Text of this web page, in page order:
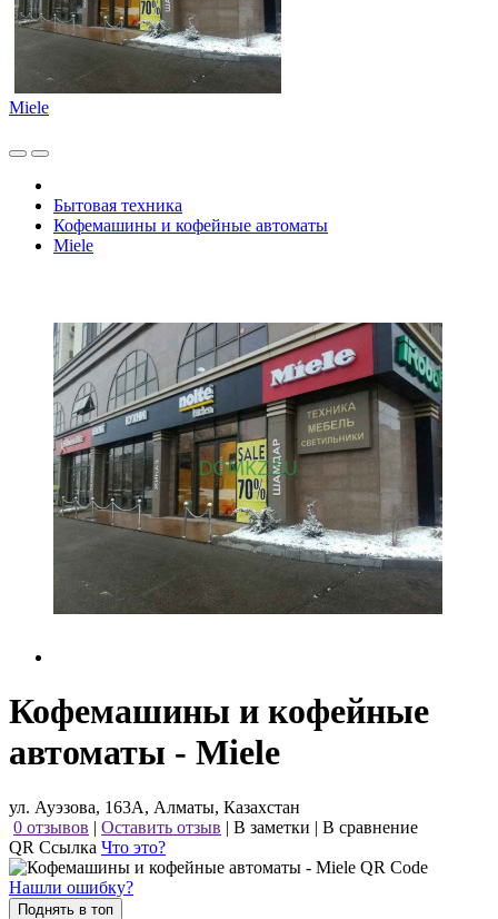
Miele
Бытовая техника
Кофемашины и кофейные автоматы
Miele
Кофемашины и кофейные
автоматы - Miele
ул. Ауэзова, 163А, Алматы, Казахстан
0 отзывов | Оставить отзыв | В заметки | В сравнение
QR Ссылка Что это?
Нашли ошибку?
Поднять в топ